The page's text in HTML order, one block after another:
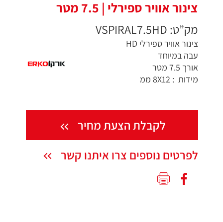
צינור אוויר ספירלי | 7.5 מטר
מק”ט: VSPIRAL7.5HD
צינור אוויר ספירלי HD
עבה במיוחד
אורך 7.5 מטר
מידות : 8X12 ממ
לקבלת הצעת מחיר
לפרטים נוספים צרו איתנו קשר